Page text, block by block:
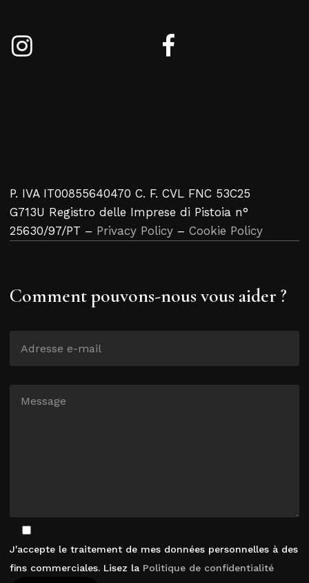
Retour À La Liste
Web
P. IVA IT00855640470 C. F. CVL FNC 53C25
G713U Registro delle Imprese di Pistoia n°
25630/97/PT – Privacy Policy – Cookie Policy
Comment pouvons-nous vous aider ?
J'accepte le traitement de mes données personnelles à des
fins commerciales. Lisez la Politique de confidentialité